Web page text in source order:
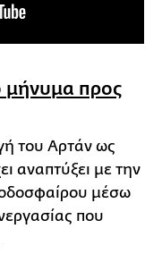
μήνυμα προς
του Αρτάν ως
αναπτύξει με την
μέσω
που